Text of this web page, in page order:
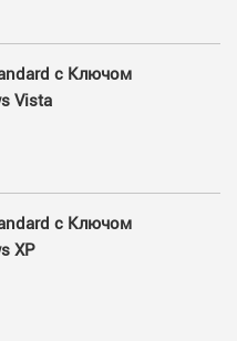
с Ключом
Vista
с Ключом
XP